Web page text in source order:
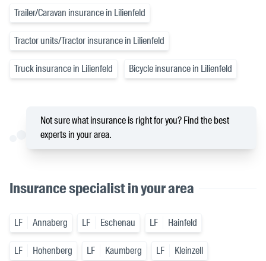
Trailer/Caravan insurance in Lilienfeld
Tractor units/Tractor insurance in Lilienfeld
Truck insurance in Lilienfeld Bicycle insurance in Lilienfeld
Not sure what insurance is right for you? Find the best
experts in your area.
Insurance specialist in your area
LF Annaberg LF Eschenau LF Hainfeld
LF Hohenberg LF Kaumberg LF Kleinzell